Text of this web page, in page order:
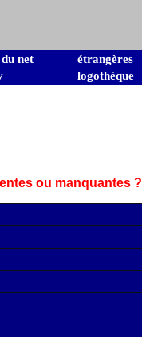
net étrangères
logothèque
ou manquantes ?